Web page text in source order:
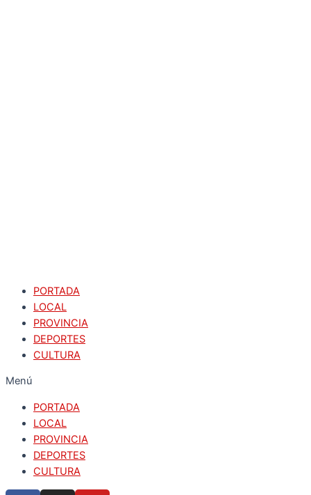
PORTADA
LOCAL
PROVINCIA
DEPORTES
CULTURA
Menú
PORTADA
LOCAL
PROVINCIA
DEPORTES
CULTURA